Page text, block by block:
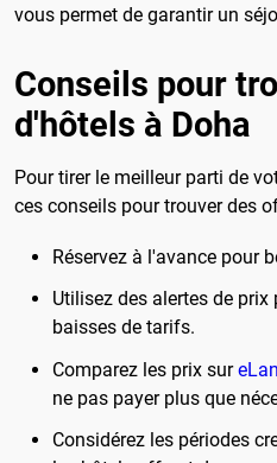
vous permet de garantir un
Conseils pour
d'hôtels à Doha
Pour tirer le meilleur parti de
ces conseils pour trouver des
Réservez à l'avance pour
Utilisez des alertes de
baisses de tarifs.
Comparez les prix sur
ne pas payer plus que
Considérez les périodes